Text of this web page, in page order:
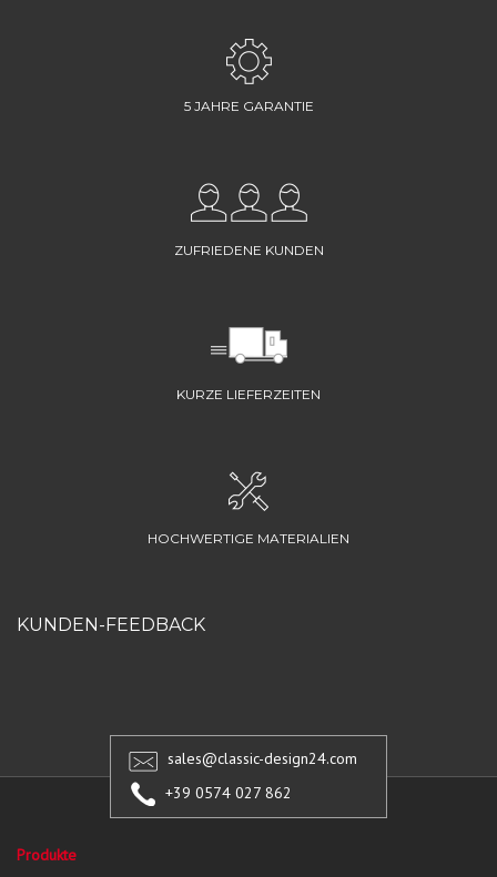
5 JAHRE GARANTIE
ZUFRIEDENE KUNDEN
KURZE LIEFERZEITEN
HOCHWERTIGE MATERIALIEN
KUNDEN-FEEDBACK
sales@classic-design24.com
+39 0574 027 862
Produkte